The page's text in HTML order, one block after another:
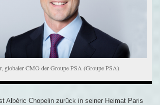
globaler CMO der Groupe PSA (Groupe PSA)
Albéric Chopelin zurück in seiner Heimat Paris